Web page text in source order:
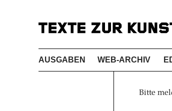
AUSGABEN WEB-ARCHIV
Bitte